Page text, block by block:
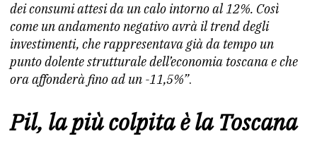
dei consumi attesi da un calo intorno al 12%. Così
come un andamento negativo avrà il trend degli
investimenti, che rappresentava già da tempo un
punto dolente strutturale dell’economia toscana e che
ora affonderà fino ad un -11,5%”.
Pil, la più colpita è la Toscana